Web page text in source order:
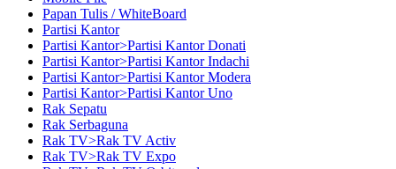
Papan Tulis / WhiteBoard
Partisi Kantor
Partisi Kantor>Partisi Kantor Donati
Partisi Kantor>Partisi Kantor Indachi
Partisi Kantor>Partisi Kantor Modera
Partisi Kantor>Partisi Kantor Uno
Rak Sepatu
Rak Serbaguna
Rak TV>Rak TV Activ
Rak TV>Rak TV Expo